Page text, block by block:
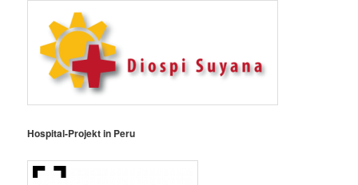
Hospital-Projekt in Peru